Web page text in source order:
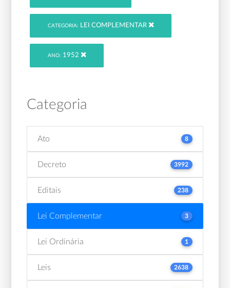
CATEGORIA: LEI COMPLEMENTAR
ANO: 1952
Categoria
Ato 8
Decreto 3992
Editais 238
Lei Complementar 3
Lei Ordinária 1
Leis 2638